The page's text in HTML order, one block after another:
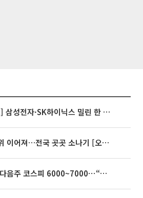
[베스트&워스트] 삼성전자·SK하이닉스 밀린 한 주…상상인증권은 85% 급등
35도 안팎 무더위 이어져…전국 곳곳 소나기 [오늘 날씨]
[주간증시전망] 다음주 코스피 6000~7000⋯“外人 수급은 정책이 변수”